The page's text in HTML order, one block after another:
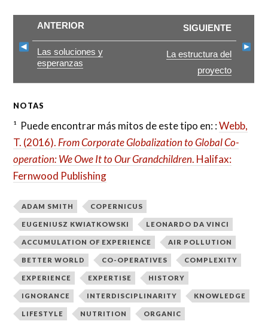
ANTERIOR SIGUIENTE
Las soluciones y
esperanzas
La estructura del
proyecto
NOTAS
¹ Puede encontrar más mitos de este tipo en: :Webb,
T. (2016). From Corporate Globalization to Global Co-
operation: We Owe It to Our Grandchildren. Halifax:
Fernwood Publishing
ADAM SMITH COPERNICUS
EUGENIUSZ KWIATKOWSKI LEONARDO DA VINCI
ACCUMULATION OF EXPERIENCE AIR POLLUTION
BETTER WORLD CO-OPERATIVES COMPLEXITY
EXPERIENCE EXPERTISE HISTORY
IGNORANCE INTERDISCIPLINARITY KNOWLEDGE
LIFESTYLE NUTRITION ORGANIC